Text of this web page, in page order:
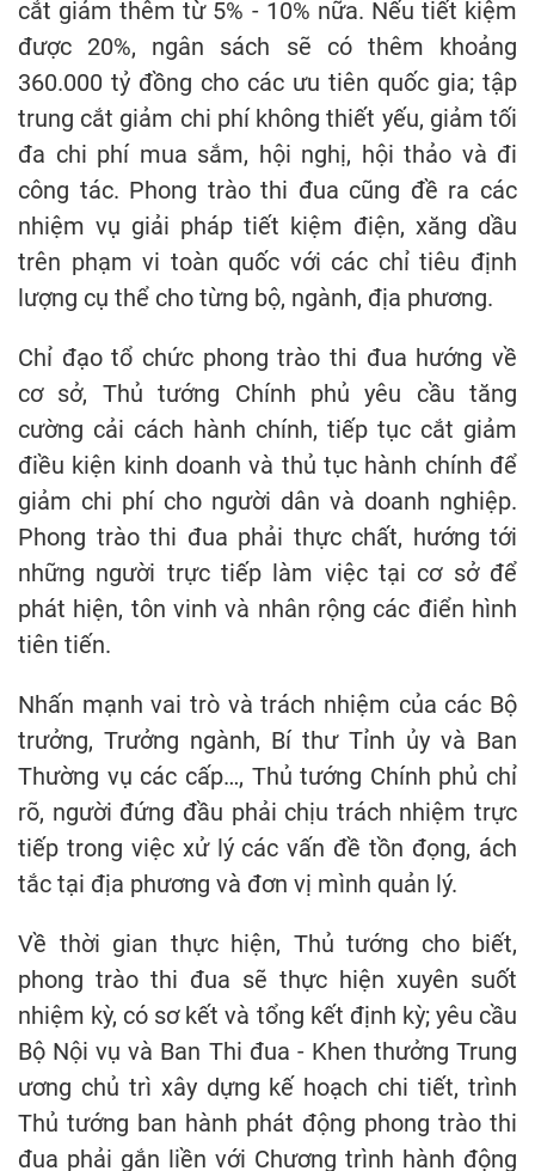
cắt giảm thêm từ 5% - 10% nữa. Nếu tiết kiệm
được 20%, ngân sách sẽ có thêm khoảng
360.000 tỷ đồng cho các ưu tiên quốc gia; tập
trung cắt giảm chi phí không thiết yếu, giảm tối
đa chi phí mua sắm, hội nghị, hội thảo và đi
công tác. Phong trào thi đua cũng đề ra các
nhiệm vụ giải pháp tiết kiệm điện, xăng dầu
trên phạm vi toàn quốc với các chỉ tiêu định
lượng cụ thể cho từng bộ, ngành, địa phương.
Chỉ đạo tổ chức phong trào thi đua hướng về
cơ sở, Thủ tướng Chính phủ yêu cầu tăng
cường cải cách hành chính, tiếp tục cắt giảm
điều kiện kinh doanh và thủ tục hành chính để
giảm chi phí cho người dân và doanh nghiệp.
Phong trào thi đua phải thực chất, hướng tới
những người trực tiếp làm việc tại cơ sở để
phát hiện, tôn vinh và nhân rộng các điển hình
tiên tiến.
Nhấn mạnh vai trò và trách nhiệm của các Bộ
trưởng, Trưởng ngành, Bí thư Tỉnh ủy và Ban
Thường vụ các cấp…, Thủ tướng Chính phủ chỉ
rõ, người đứng đầu phải chịu trách nhiệm trực
tiếp trong việc xử lý các vấn đề tồn đọng, ách
tắc tại địa phương và đơn vị mình quản lý.
Về thời gian thực hiện, Thủ tướng cho biết,
phong trào thi đua sẽ thực hiện xuyên suốt
nhiệm kỳ, có sơ kết và tổng kết định kỳ; yêu cầu
Bộ Nội vụ và Ban Thi đua - Khen thưởng Trung
ương chủ trì xây dựng kế hoạch chi tiết, trình
Thủ tướng ban hành phát động phong trào thi
đua phải gắn liền với Chương trình hành động